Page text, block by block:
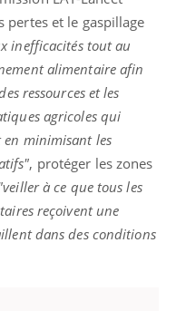
pertes et le gaspillage
inefficacités tout au
alimentaire afin
ressources et les
agricoles qui
minimisant les
, protéger les zones
à ce que tous les
reçoivent une
dans des conditions